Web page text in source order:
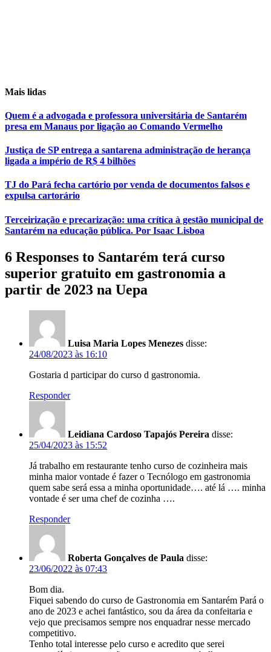
Mais lidas
Quem é a advogada e professora universitária de Santarém
presa em Manaus por ligação ao Comando Vermelho
Justiça de SP entrega a santarena administração de herança
ligada a império de R$ 4 bilhões
TJ do Pará fecha cartório por venda de documentos falsos e
expulsa cartorário
Terceirização e precarização: uma crítica à gestão municipal de
Santarém na educação pública. Por Isaac Lisboa
6 Responses to Santarém terá curso
superior gratuito em gastronomia a
partir de 2023 na Uepa
Luisa Maria Lopes Menezes disse:
24/08/2023 às 16:10
Gostaria d participar do curso d gastronomia.
Responder
Leidiana Cardoso Tapajós Pereira disse:
25/04/2023 às 15:52
Já trabalho em restaurante tenho curso de cozinheira mais
minha maior vontade é fazer o Tecnólogo em gastronomia
quem sabe será essa a minha oportunidade…. até lá …. minha
vontade é ser uma chef de cozinha ….
Responder
Roberta Gonçalves de Paula disse:
23/06/2022 às 07:43
Bom dia.
Fiquei sabendo do curso de Gastronomia em Santarém Pará o
ano de 2023 e achei fantástico, sou da área da confeitaria e
vejo que precisamos sempre nos enquadrar nesse mercado
competitivo.
Tenho total interesse pelo curso e acredito que serei